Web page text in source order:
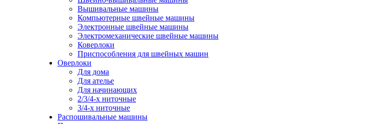
Вышивальные машины
Компьютерные швейные машины
Электронные швейные машины
Электромеханические швейные машины
Коверлоки
Приспособления для швейных машин
Оверлоки
Для дома
Для ателье
Для начинающих
2/3/4-х ниточные
3/4-х ниточные
Распошивальные машины